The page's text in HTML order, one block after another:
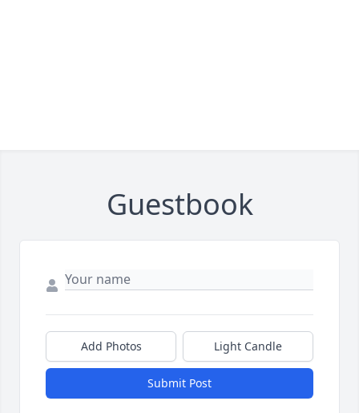
Guestbook
Add Photos Light Candle
Submit Post